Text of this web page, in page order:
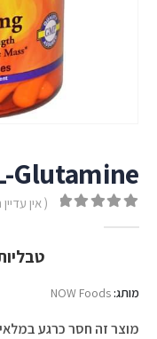
Glutamine
( אין
טבליות
מותג:NOW Foods
מוצר זה חסר כרגע במלאי